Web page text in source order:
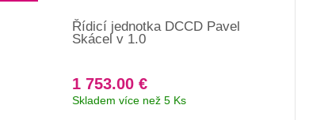
Řídicí jednotka DCCD Pavel
Skácel v 1.0
1 753.00 €
Skladem více než 5 Ks